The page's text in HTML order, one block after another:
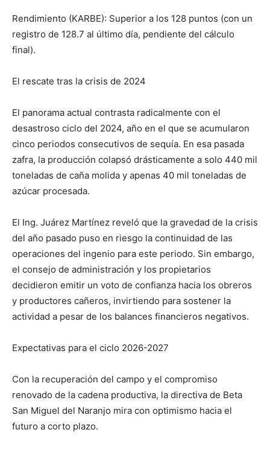
Rendimiento (KARBE): Superior a los 128 puntos (con un
registro de 128.7 al último día, pendiente del cálculo
final).
El rescate tras la crisis de 2024
El panorama actual contrasta radicalmente con el
desastroso ciclo del 2024, año en el que se acumularon
cinco periodos consecutivos de sequía. En esa pasada
zafra, la producción colapsó drásticamente a solo 440 mil
toneladas de caña molida y apenas 40 mil toneladas de
azúcar procesada.
El Ing. Juárez Martínez reveló que la gravedad de la crisis
del año pasado puso en riesgo la continuidad de las
operaciones del ingenio para este periodo. Sin embargo,
el consejo de administración y los propietarios
decidieron emitir un voto de confianza hacia los obreros
y productores cañeros, invirtiendo para sostener la
actividad a pesar de los balances financieros negativos.
Expectativas para el ciclo 2026-2027
Con la recuperación del campo y el compromiso
renovado de la cadena productiva, la directiva de Beta
San Miguel del Naranjo mira con optimismo hacia el
futuro a corto plazo.